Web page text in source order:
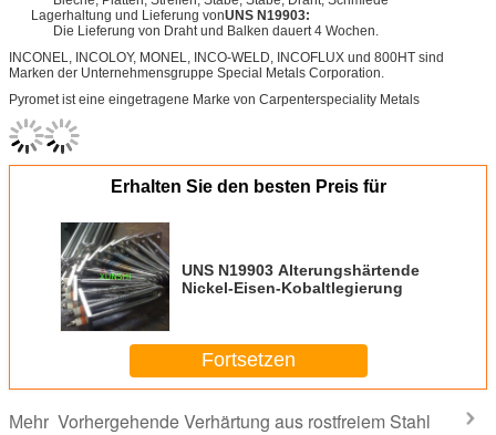
Lagerhaltung und Lieferung vonUNS N19903:
Die Lieferung von Draht und Balken dauert 4 Wochen.
INCONEL, INCOLOY, MONEL, INCO-WELD, INCOFLUX und 800HT sind
Marken der Unternehmensgruppe Special Metals Corporation.
Pyromet ist eine eingetragene Marke von Carpenterspeciality Metals
Erhalten Sie den besten Preis für
UNS N19903 Alterungshärtende
Nickel-Eisen-Kobaltlegierung
Fortsetzen
Mehr Vorhergehende Verhärtung aus rostfreiem Stahl